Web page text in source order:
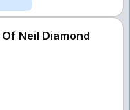
Neil Diamond